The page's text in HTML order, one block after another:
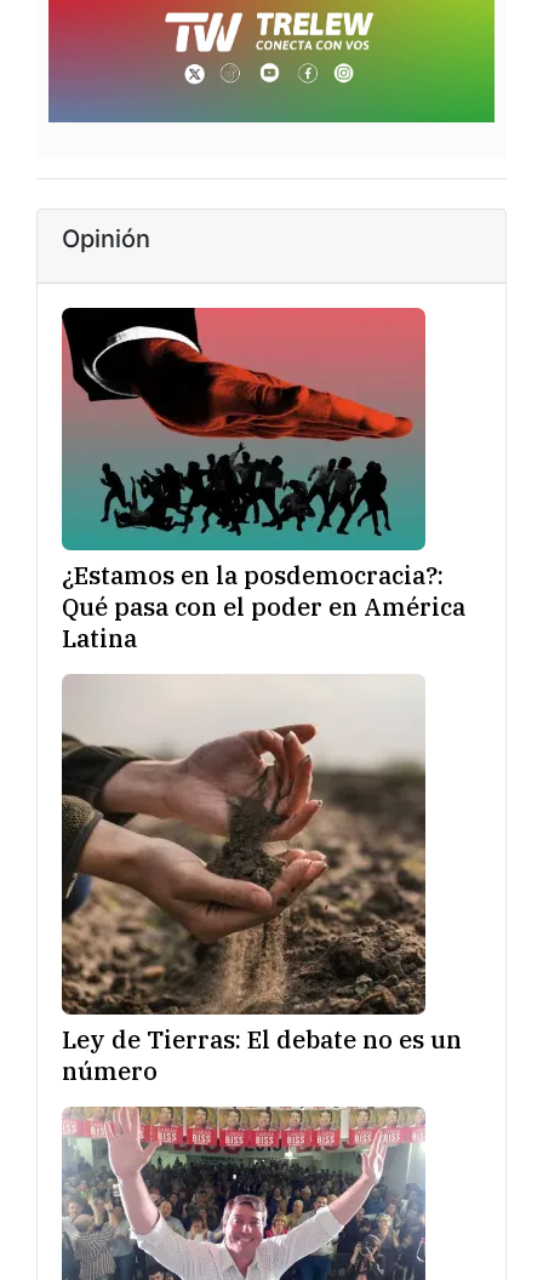
Opinión
¿Estamos en la posdemocracia?:
Qué pasa con el poder en América
Latina
Ley de Tierras: El debate no es un
número